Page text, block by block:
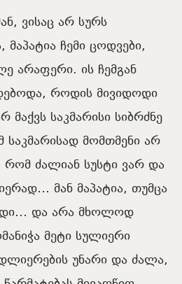
ვისაც არ სურს
მაპატია ჩემი ცოდვები,
არაფერი. ის ჩემგან
როდის მივიდოდი
საკმარისი სიბრძნე
მომთმენი არ
რომ ძალიან სუსტი ვარ და
მან მაპატია, თუმცა
და არა მხოლოდ
მეტი სულიერი
უნარი და ძალა,